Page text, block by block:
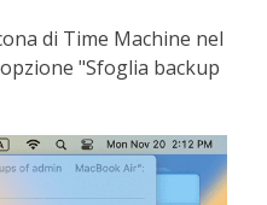
di Time Machine nel
"Sfoglia backup